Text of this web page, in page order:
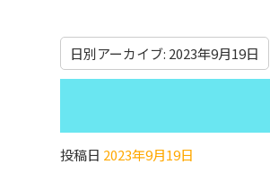
日別アーカイブ: 2023年9月19日
投稿日 2023年9月19日